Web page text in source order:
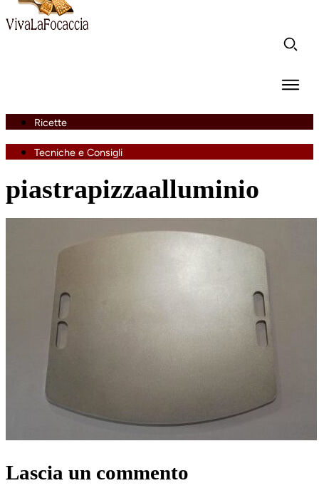
Ricette
Tecniche e Consigli
piastrapizzaalluminio
Lascia un commento